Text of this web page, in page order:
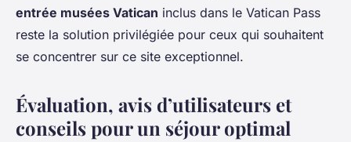
entrée musées Vatican inclus dans le Vatican Pass
reste la solution privilégiée pour ceux qui souhaitent
se concentrer sur ce site exceptionnel.
Évaluation, avis d’utilisateurs et
conseils pour un séjour optimal